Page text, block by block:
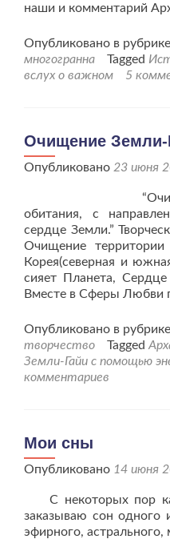
наши и комментарий
Опубликовано в рубрике
многогранна
Tagged
вслух о важном
5
Очищение Земли-
Опубликовано 23 июня
“Очищение
обитания, с
сердце Земли.”
Очищение
Корея(северная и
сияет Планета,
Вместе в Сферы Любви
Опубликовано в рубрике
творчество
Tagged
Земли-Гайи с помощью
комментариев
Мои сны
Опубликовано 14 июня
С некоторых пор
заказываю сон одного
эфирного, астрального,